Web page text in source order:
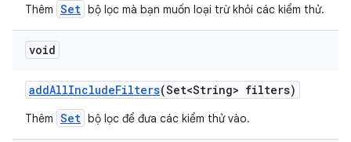
Thêm Set bộ lọc mà bạn muốn loại trừ khỏi các kiểm thử.
void
addAllIncludeFilters(Set<String> filters)
Thêm Set bộ lọc để đưa các kiểm thử vào.